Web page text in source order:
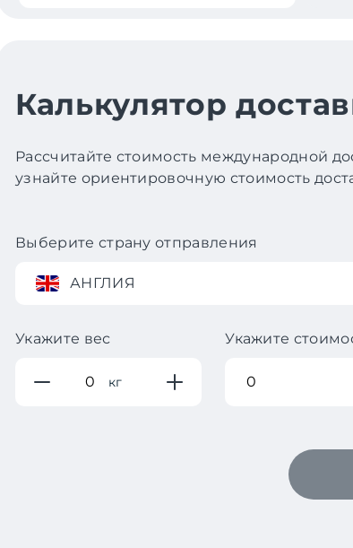
Калькулятор
Рассчитайте стоимость международной
узнайте ориентировочную стоимость
Выберите страну отправления
АНГЛИЯ
Укажите вес
кг
Укажите